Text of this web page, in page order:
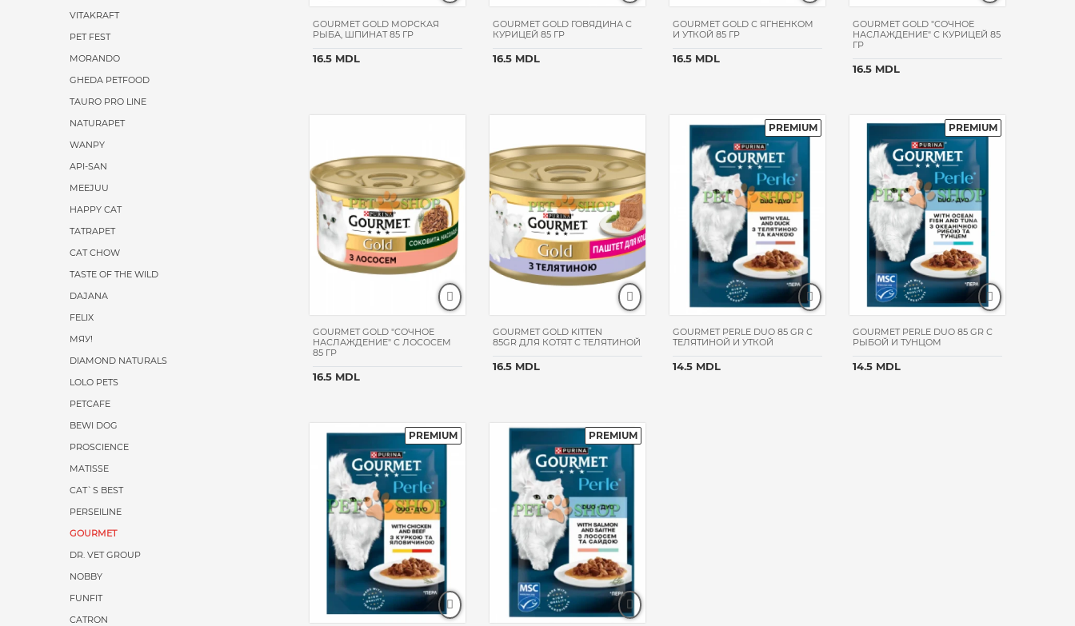
VITAKRAFT
PET FEST
MORANDO
GHEDA PETFOOD
TAURO PRO LINE
NATURAPET
WANPY
API-SAN
MEEJUU
HAPPY CAT
TATRAPET
CAT CHOW
TASTE OF THE WILD
DAJANA
FELIX
МЯУ!
DIAMOND NATURALS
LOLO PETS
PETCAFE
BEWI DOG
PROSCIENCE
MATISSE
CAT`S BEST
PERSEILINE
GOURMET
DR. VET GROUP
NOBBY
FUNFIT
CATRON
GOURMET GOLD МОРСКАЯ
РЫБА, ШПИНАТ 85 ГР
16.5 MDL
GOURMET GOLD ГОВЯДИНА С
КУРИЦЕЙ 85 ГР
16.5 MDL
GOURMET GOLD С ЯГНЕНКОМ
И УТКОЙ 85 ГР
16.5 MDL
GOURMET GOLD "СОЧНОЕ
НАСЛАЖДЕНИЕ" С КУРИЦЕЙ 85
ГР
16.5 MDL
GOURMET GOLD "СОЧНОЕ
НАСЛАЖДЕНИЕ" С ЛОСОСЕМ
85 ГР
16.5 MDL
GOURMET GOLD KITTEN
85GR ДЛЯ КОТЯТ С ТЕЛЯТИНОЙ
16.5 MDL
GOURMET PERLE DUO 85 GR С
ТЕЛЯТИНОЙ И УТКОЙ
14.5 MDL
GOURMET PERLE DUO 85 GR С
РЫБОЙ И ТУНЦОМ
14.5 MDL